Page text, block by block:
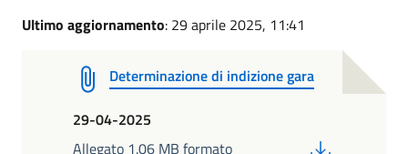
Ultimo aggiornamento: 29 aprile 2025, 11:41
Determinazione di indizione gara
29-04-2025
Allegato 1.06 MB formato